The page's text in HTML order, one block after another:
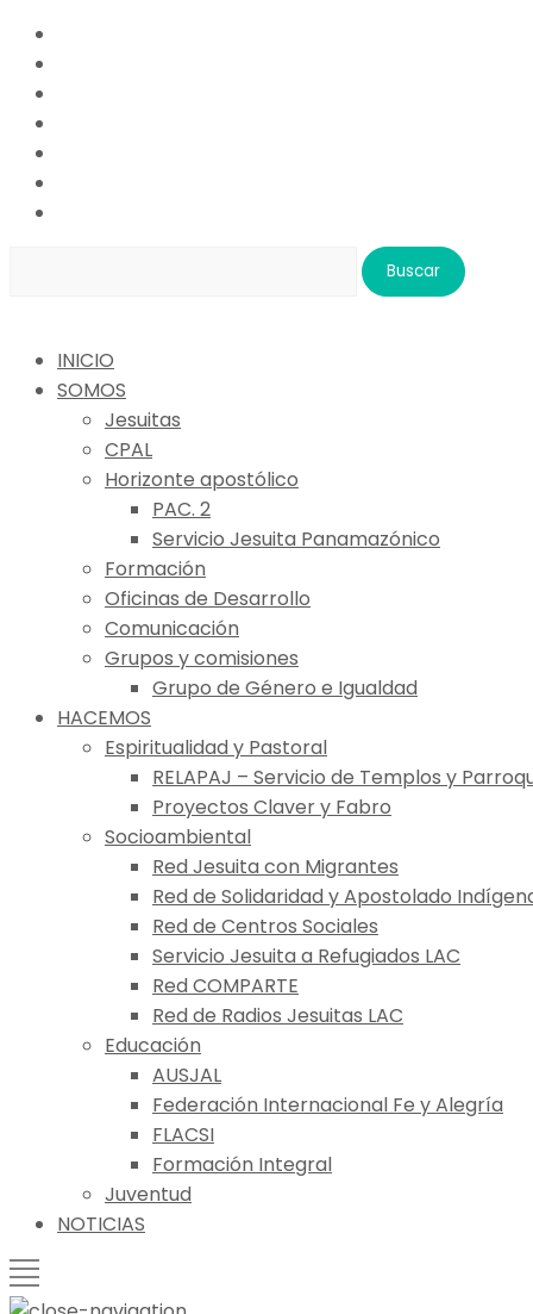
INICIO
SOMOS
Jesuitas
CPAL
Horizonte apostólico
PAC. 2
Servicio Jesuita Panamazónico
Formación
Oficinas de Desarrollo
Comunicación
Grupos y comisiones
Grupo de Género e Igualdad
HACEMOS
Espiritualidad y Pastoral
RELAPAJ – Servicio de Templos y
Proyectos Claver y Fabro
Socioambiental
Red Jesuita con Migrantes
Red de Solidaridad y Apostolado
Red de Centros Sociales
Servicio Jesuita a Refugiados LAC
Red COMPARTE
Red de Radios Jesuitas LAC
Educación
AUSJAL
Federación Internacional Fe y Alegría
FLACSI
Formación Integral
Juventud
NOTICIAS